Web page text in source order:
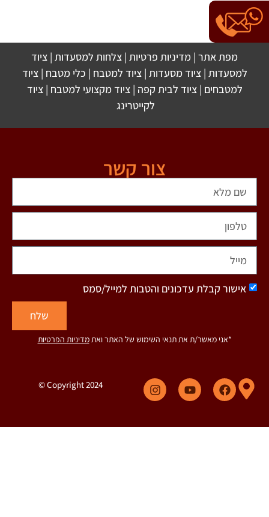
מפת אתר|מדיניות פרטיות|צלחות למסעדות|ציוד
למסעדות|ציוד מסעדות|ציוד למטבח|כלי מטבח|ציוד
למטבחים|ציוד לבית קפה|ציוד מקצועי למטבח|ציוד
לקייטרינג
צור קשר
אישור קבלת עדכונים והטבות למייל/סמס
*אני מאשר/ת את תנאי השימוש של האתר ואתמדיניות הפרטיות
Copyright 2024 ©